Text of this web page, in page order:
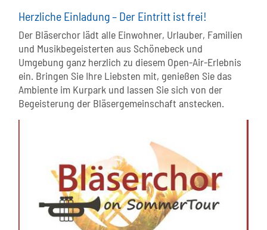
Herzliche Einladung – Der Eintritt ist frei!
Der Bläserchor lädt alle Einwohner, Urlauber, Familien
und Musikbegeisterten aus Schönebeck und
Umgebung ganz herzlich zu diesem Open-Air-Erlebnis
ein. Bringen Sie Ihre Liebsten mit, genießen Sie das
Ambiente im Kurpark und lassen Sie sich von der
Begeisterung der Bläsergemeinschaft anstecken.